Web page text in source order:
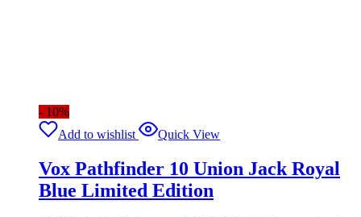
- 10%
Add to wishlist
Quick View
Vox Pathfinder 10 Union Jack Royal
Blue Limited Edition